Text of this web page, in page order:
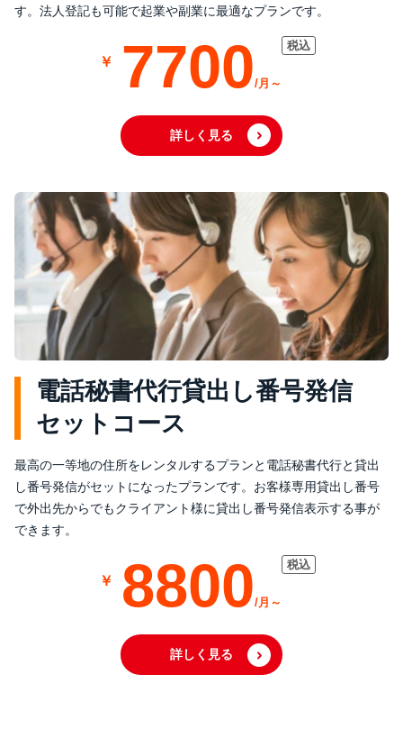
す。法人登記も可能で起業や副業に最適なプランです。
7700
詳しく見る
電話秘書代行貸出し番号発信
セットコース
最高の一等地の住所をレンタルするプランと電話秘書代行と貸出
し番号発信がセットになったプランです。お客様専用貸出し番号
で外出先からでもクライアント様に貸出し番号発信表示する事が
できます。
8800
詳しく見る